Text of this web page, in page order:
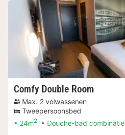
Comfy Double Room
Max. 2 volwassenen
Tweepersoonsbed
24m2 Douche-bad combinatie